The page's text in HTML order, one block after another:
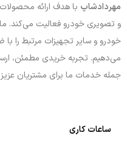
مهردادشاپ با هدف ارائه
و تصویری خودرو فعالیت می‌کند. ما
خودرو و سایر تجهیزات مرتبط را
می‌دهیم. تجربه خریدی مطمئن،
جمله خدمات ما برای مشتریان
ساعات کاری